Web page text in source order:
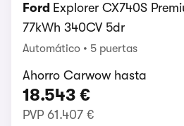
Ford Explorer CX740S
77kWh 340CV 5dr
Automático 5 puertas
Ahorro Carwow hasta
18.543 €
PVP 61.407 €